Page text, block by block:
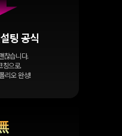
팅 공식
찮습니다.
칭으로.
리오 완성!